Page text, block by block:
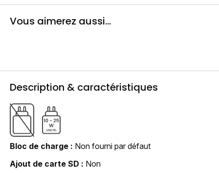
Vous aimerez aussi...
Description & caractéristiques
Bloc de charge
Non fourni par défaut
Ajout de carte SD
Non